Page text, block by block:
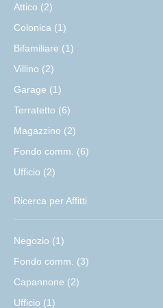
Attico (2)
Colonica (1)
Bifamiliare (1)
Villino (2)
Garage (1)
Terratetto (6)
Magazzino (2)
Fondo comm. (6)
Ufficio (2)
Ricerca per Affitti
Negozio (1)
Fondo comm. (3)
Capannone (2)
Ufficio (1)